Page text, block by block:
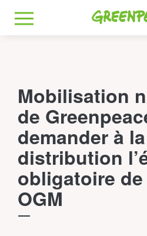
Greenpeace
MENU
Mobilisation
de
demander à
distribution
obligatoire
OGM